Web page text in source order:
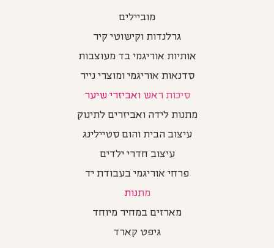
מוביילים
גרלנדות וקישוטי קיר
אותיות אוריגמי בד מעוצבות
סדנאות אוריגמי ומוצרי נייר
סיכות ראש ואביזרי שיער
מתנות לידה ואביזרים לתינוק
עיצוב הבית והום סטיילינג
עיצוב חדרי ילדים
פרחי אוריגמי בעבודת יד
מתנות
מארזים במחיר מיוחד
גיפט קארד